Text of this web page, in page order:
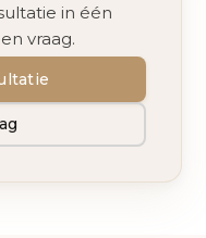
in één
vraag.